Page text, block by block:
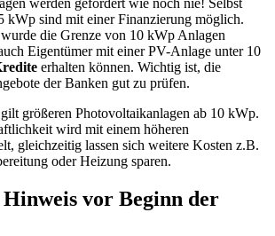
werden gefördert wie noch nie! Selbst
kWp sind mit einer Finanzierung möglich.
die Grenze von 10 kWp Anlagen
Eigentümer mit einer PV-Anlage unter 10
erhalten können. Wichtig ist, die
der Banken gut zu prüfen.
größeren Photovoltaikanlagen ab 10 kWp.
wird mit einem höheren
gleichzeitig lassen sich weitere Kosten z.B.
oder Heizung sparen.
vor Beginn der